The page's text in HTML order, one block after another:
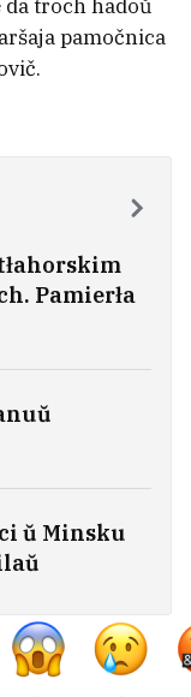
da troch hadoŭ
pamočnica
Pamierła
ŭ Minsku
na
hady
biełaruski
Minskam